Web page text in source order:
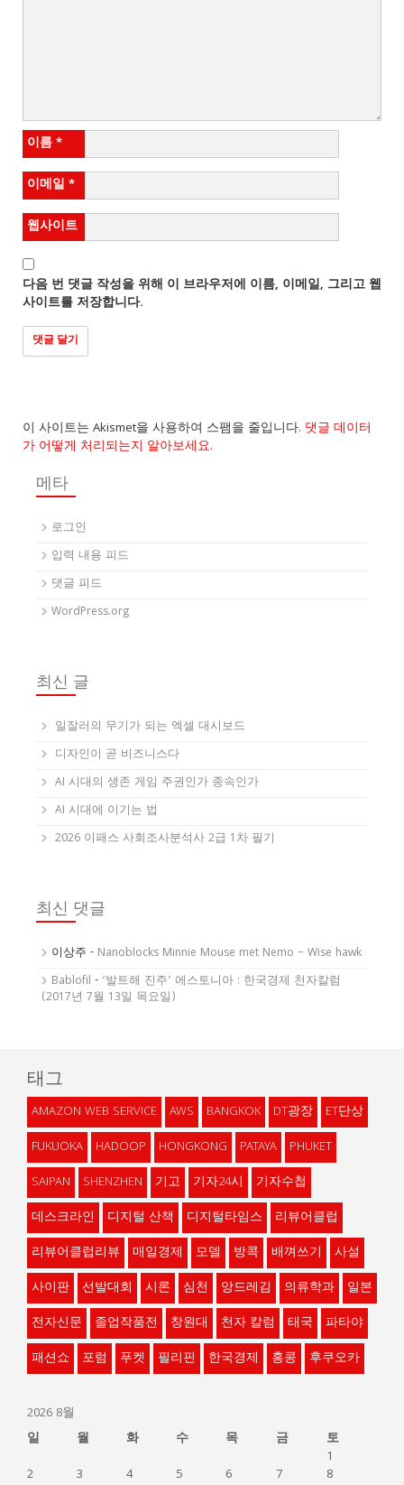
이름*
이메일 *
웹사이트
다음 번 댓글 작성을 위해 이 브라우저에 이름, 이메일, 그리고 웹
사이트를 저장합니다.
이 사이트는 Akismet을 사용하여 스팸을 줄입니다. 댓글 데이터
가 어떻게 처리되는지 알아보세요.
메타
로그인
입력 내용 피드
댓글 피드
WordPress.org
최신 글
일잘러의 무기가 되는 엑셀 대시보드
디자인이 곧 비즈니스다
AI 시대의 생존 게임 주권인가 종속인가
AI 시대에 이기는 법
2026 이패스 사회조사분석사 2급 1차 필기
최신 댓글
이상주 - Nanoblocks Minnie Mouse met Nemo – Wise hawk
Bablofil - ‘발트해 진주’ 에스토니아 : 한국경제 천자칼럼
(2017년 7월 13일 목요일)
태그
AMAZON WEB SERVICE AWS BANGKOK DT광장
ET단상
FUKUOKA
HADOOP HONGKONG PATAYA
PHUKET
SAIPAN
SHENZHEN 기고 기자24시
기자수첩
데스크라인
디지털 산책 디지털타임스
리뷰어클럽
리뷰어클럽리뷰
매일경제 모델 방콕 배껴쓰기
사설
사이판
선발대회 시론 심천 앙드레김 의류학과
일본
전자신문
졸업작품전 창원대 천자 칼럼 태국
파타야
패션쇼
포럼 푸켓 필리핀 한국경제 홍콩 후쿠오카
2026 8월
일
월 화 수 목 금
토
1
2
3 4 5 6 7
8